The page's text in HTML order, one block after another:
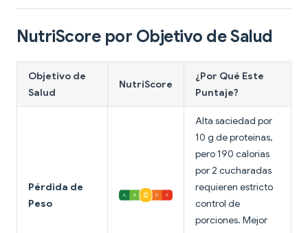
NutriScore por Objetivo de Salud
Objetivo de
Salud
NutriScore
¿Por Qué Este
Puntaje?
Pérdida de
Peso
Alta saciedad por
10 g de proteínas,
pero 190 calorías
por 2 cucharadas
requieren estricto
control de
porciones. Mejor